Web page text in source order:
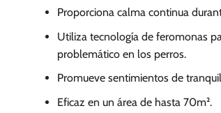
Proporciona calma continua
Utiliza tecnología de feromonas
problemático en los perros.
Promueve sentimientos de
Eficaz en un área de hasta 70m².